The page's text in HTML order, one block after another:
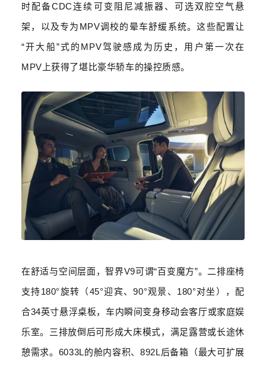
时配备CDC连续可变阻尼减振器、可选双腔空气悬
架，以及专为 MPV调校的晕车舒缓系统。这些配置让
“开大船”式的 MPV驾驶感成为历史，用户第一次在
MPV 上获得了堪比豪华轿车的操控质感。
在舒适与空间层面，智界V9可谓“百变魔方”。二排座椅
支持180°旋转（45°迎宾、90°观景、 180°对坐），配
合34英寸悬浮桌板，车内瞬间变身移动会客厅或家庭娱
乐室。三排放倒后可形成大床模式，满足露营或长途休
憩需求。 6033L的舱内容积、892L后备箱（最大可扩展